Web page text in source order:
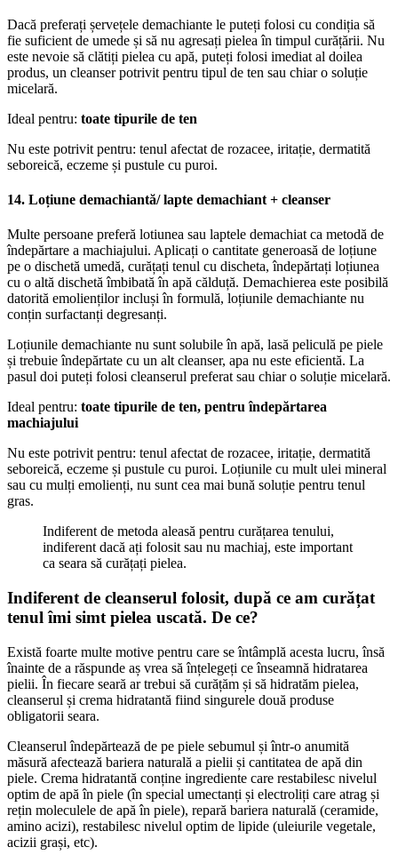
Dacă preferați șervețele demachiante le puteți folosi cu condiția să
fie suficient de umede și să nu agresați pielea în timpul curățării. Nu
este nevoie să clătiți pielea cu apă, puteți folosi imediat al doilea
produs, un cleanser potrivit pentru tipul de ten sau chiar o soluție
micelară.
Ideal pentru: toate tipurile de ten
Nu este potrivit pentru: tenul afectat de rozacee, iritație, dermatită
seboreică, eczeme și pustule cu puroi.
14. Loțiune demachiantă/ lapte demachiant + cleanser
Multe persoane preferă lotiunea sau laptele demachiat ca metodă de
îndepărtare a machiajului. Aplicați o cantitate generoasă de loțiune
pe o dischetă umedă, curățați tenul cu discheta, îndepărtați loțiunea
cu o altă dischetă îmbibată în apă călduță. Demachierea este posibilă
datorită emolienților incluși în formulă, loțiunile demachiante nu
conțin surfactanți degresanți.
Loțiunile demachiante nu sunt solubile în apă, lasă peliculă pe piele
și trebuie îndepărtate cu un alt cleanser, apa nu este eficientă. La
pasul doi puteți folosi cleanserul preferat sau chiar o soluție micelară.
Ideal pentru: toate tipurile de ten, pentru îndepărtarea
machiajului
Nu este potrivit pentru: tenul afectat de rozacee, iritație, dermatită
seboreică, eczeme și pustule cu puroi. Loțiunile cu mult ulei mineral
sau cu mulți emolienți, nu sunt cea mai bună soluție pentru tenul
gras.
Indiferent de metoda aleasă pentru curățarea tenului,
indiferent dacă ați folosit sau nu machiaj, este important
ca seara să curățați pielea.
Indiferent de cleanserul folosit, după ce am curățat
tenul îmi simt pielea uscată. De ce?
Există foarte multe motive pentru care se întâmplă acesta lucru, însă
înainte de a răspunde aș vrea să înțelegeți ce înseamnă hidratarea
pielii. În fiecare seară ar trebui să curățăm și să hidratăm pielea,
cleanserul și crema hidratantă fiind singurele două produse
obligatorii seara.
Cleanserul îndepărtează de pe piele sebumul și într-o anumită
măsură afectează bariera naturală a pielii și cantitatea de apă din
piele. Crema hidratantă conține ingrediente care restabilesc nivelul
optim de apă în piele (în special umectanți și electroliți care atrag și
rețin moleculele de apă în piele), repară bariera naturală (ceramide,
amino acizi), restabilesc nivelul optim de lipide (uleiurile vegetale,
acizii grași, etc).